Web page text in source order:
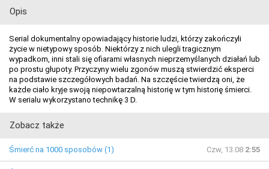
Opis
Serial dokumentalny opowiadający historie ludzi, którzy zakończyli
życie w nietypowy sposób. Niektórzy z nich ulegli tragicznym
wypadkom, inni stali się ofiarami własnych nieprzemyślanych działań lub
po prostu głupoty. Przyczyny wielu zgonów muszą stwierdzić eksperci
na podstawie szczegółowych badań. Na szczęście twierdzą oni, że
każde ciało kryje swoją niepowtarzalną historię w tym historię śmierci.
W serialu wykorzystano technikę 3 D.
Zobacz także
Śmierć na 1000 sposobów (1) Czw, 13.08 2:55